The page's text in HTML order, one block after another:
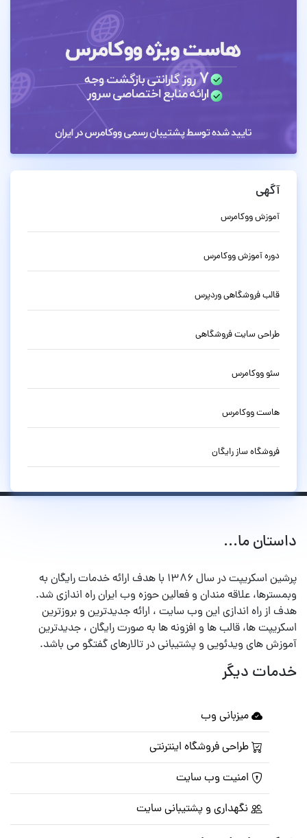
آگهی
آموزش ووکامرس
دوره آموزش ووکامرس
قالب فروشگاهی وردپرس
طراحی سایت فروشگاهی
سئو ووکامرس
هاست ووکامرس
فروشگاه ساز رایگان
داستان ما...
پرشین اسکریپت در سال ۱۳۸۶ با هدف ارائه خدمات رایگان به
وبمسترها، علاقه مندان و فعالین حوزه وب ایران راه اندازی شد.
هدف از راه اندازی این وب سایت ، ارائه جدیدترین و بروزترین
اسکریپت ها، قالب ها و افزونه ها به صورت رایگان ، جدیدترین
آموزش های ویدئویی و پشتیبانی در تالارهای گفتگو می باشد.
خدمات دیگر
میزبانی وب
طراحی فروشگاه اینترنتی
امنیت وب سایت
نگهداری و پشتیبانی سایت